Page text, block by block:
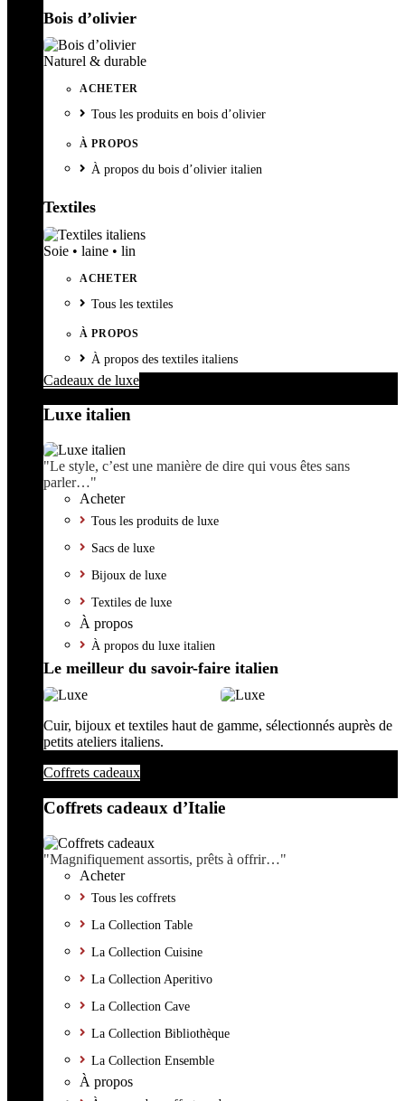
Bois d’olivier
Naturel & durable
ACHETER
Tous les produits en bois d’olivier
À PROPOS
À propos du bois d’olivier italien
Textiles
Soie • laine • lin
ACHETER
Tous les textiles
À PROPOS
À propos des textiles italiens
Cadeaux de luxe
Luxe italien
"Le style, c’est une manière de dire qui vous êtes sans
parler…"
Acheter
Tous les produits de luxe
Sacs de luxe
Bijoux de luxe
Textiles de luxe
À propos
À propos du luxe italien
Le meilleur du savoir-faire italien
Cuir, bijoux et textiles haut de gamme, sélectionnés auprès de
petits ateliers italiens.
Coffrets cadeaux
Coffrets cadeaux d’Italie
"Magnifiquement assortis, prêts à offrir…"
Acheter
Tous les coffrets
La Collection Table
La Collection Cuisine
La Collection Aperitivo
La Collection Cave
La Collection Bibliothèque
La Collection Ensemble
À propos